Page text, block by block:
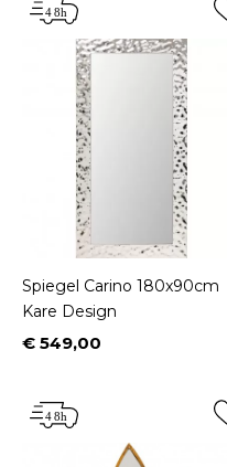
Spiegel Carino 180x90cm
Kare Design
Prijs
€ 549,00